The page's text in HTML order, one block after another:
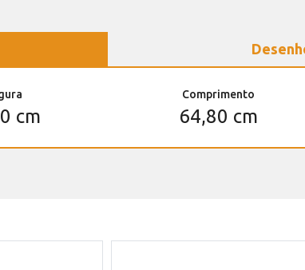
cm
Comprimento
64,80 cm